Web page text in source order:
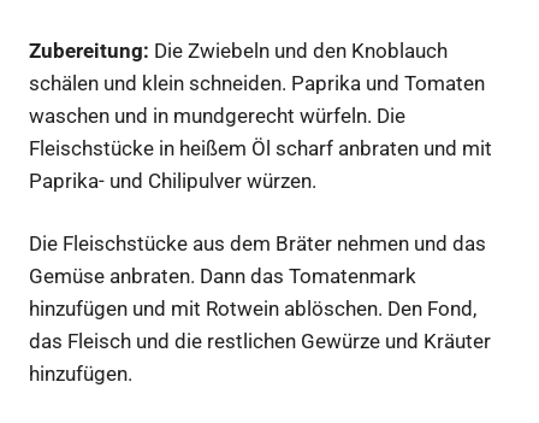
Zubereitung: Die Zwiebeln und den Knoblauch
schälen und klein schneiden. Paprika und Tomaten
waschen und in mundgerecht würfeln. Die
Fleischstücke in heißem Öl scharf anbraten und mit
Paprika- und Chilipulver würzen.
Die Fleischstücke aus dem Bräter nehmen und das
Gemüse anbraten. Dann das Tomatenmark
hinzufügen und mit Rotwein ablöschen. Den Fond,
das Fleisch und die restlichen Gewürze und Kräuter
hinzufügen.